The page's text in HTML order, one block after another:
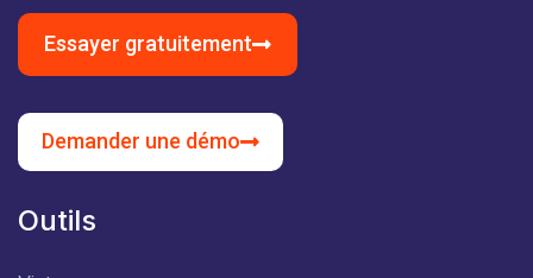
Essayer gratuitement
Demander une démo
Outils